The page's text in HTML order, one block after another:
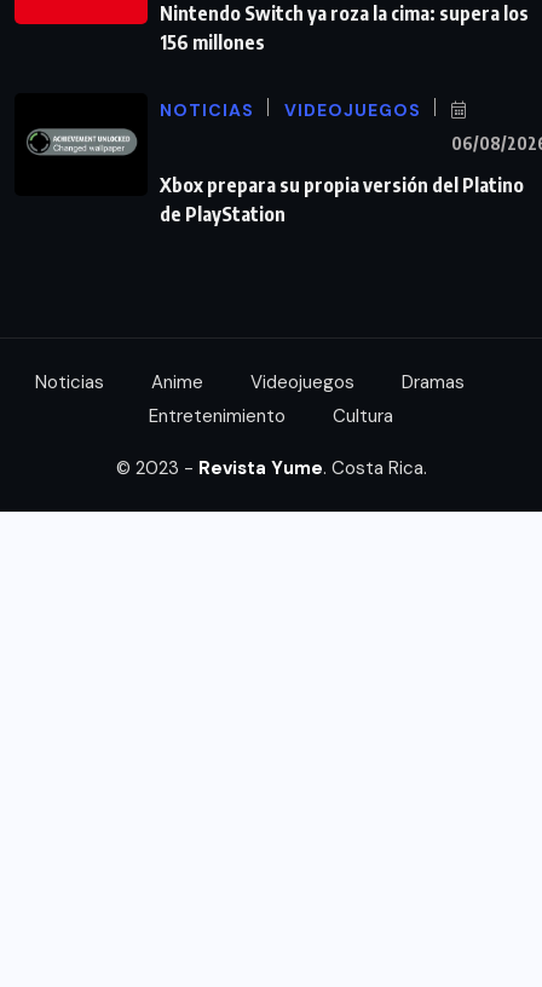
Nintendo Switch ya roza la cima: supera los
156 millones
NOTICIAS VIDEOJUEGOS
06/08/
Xbox prepara su propia versión del Platino
de PlayStation
Noticias Anime Videojuegos
Dramas
Entretenimiento
Cultura
© 2023 - Revista Yume. Costa Rica.